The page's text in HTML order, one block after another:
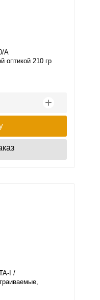
А
оптикой 210 гр
+
I /